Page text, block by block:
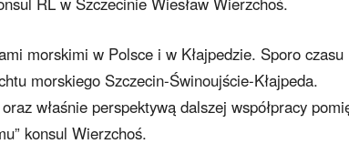
morskimi w Polsce i w Kłajpedzie. Sporo czasu
morskiego Szczecin-Świnoujście-Kłajpeda.
właśnie perspektywą dalszej współpracy
konsul Wierzchoś.